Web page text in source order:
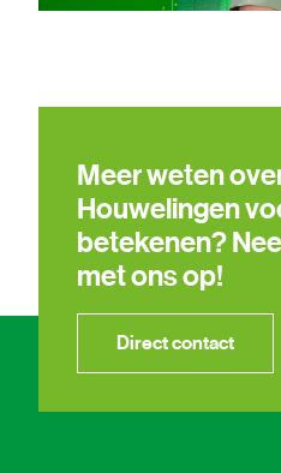
Meer weten
Houwelingen
betekenen?
met ons op!
Direct contact